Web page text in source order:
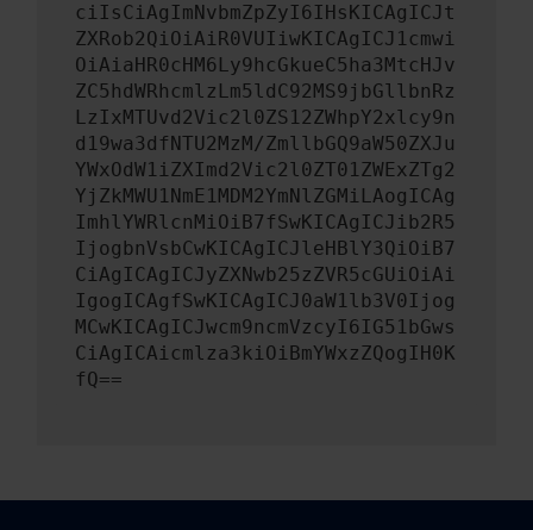
ciIsCiAgImNvbmZpZyI6IHsKICAgICJt
ZXRob2QiOiAiR0VUIiwKICAgICJ1cmwi
OiAiaHR0cHM6Ly9hcGkueC5ha3MtcHJv
ZC5hdWRhcmlzLm5ldC92MS9jbGllbnRz
LzIxMTUvd2Vic2l0ZS12ZWhpY2xlcy9n
d19wa3dfNTU2MzM/ZmllbGQ9aW50ZXJu
YWxOdW1iZXImd2Vic2l0ZT01ZWExZTg2
YjZkMWU1NmE1MDM2YmNlZGMiLAogICAg
ImhlYWRlcnMiOiB7fSwKICAgICJib2R5
IjogbnVsbCwKICAgICJleHBlY3QiOiB7
CiAgICAgICJyZXNwb25zZVR5cGUiOiAi
IgogICAgfSwKICAgICJ0aW1lb3V0Ijog
MCwKICAgICJwcm9ncmVzcyI6IG51bGws
CiAgICAicmlza3kiOiBmYWxzZQogIH0K
fQ==